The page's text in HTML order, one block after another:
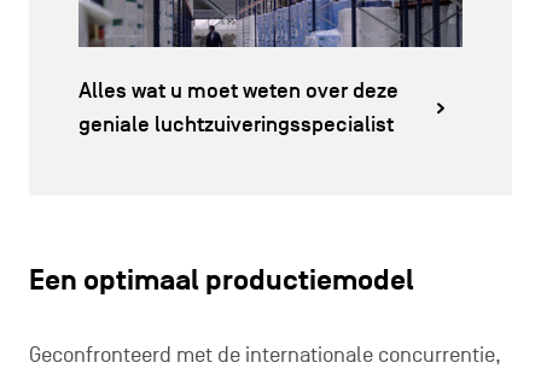
Alles wat u moet weten over deze
geniale luchtzuiveringsspecialist
Een optimaal productiemodel
Geconfronteerd met de internationale concurrentie,